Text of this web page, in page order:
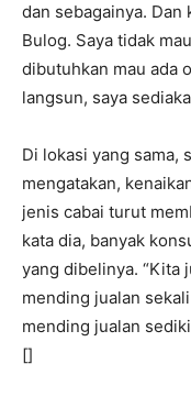
dan sebagainya. Dan
Bulog. Saya tidak
dibutuhkan mau ada
langsun, saya
Di lokasi yang sama,
mengatakan,
jenis cabai turut
kata dia, banyak
yang dibelinya. “Kita
mending jualan
mending jualan
[]